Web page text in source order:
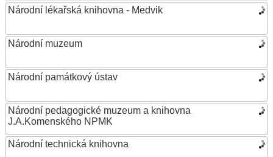
Národní lékařská knihovna - Medvik
Národní muzeum
Národní památkový ústav
Národní pedagogické muzeum a knihovna
J.A.Komenského NPMK
Národní technická knihovna